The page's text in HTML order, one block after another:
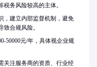
务风险较高的主体。
，建立内部监督机制，避免
致合规风险。
50000元/年，具体视企业规
关注服务商的资质、行业经